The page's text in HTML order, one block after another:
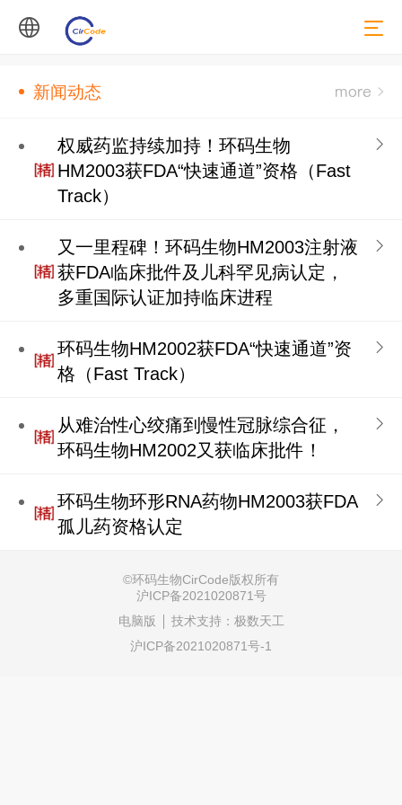
新闻动态
权威药监持续加持！环码生物
HM2003获FDA“快速通道”资格（Fast
Track）
又一里程碑！环码生物HM2003注射液
获FDA临床批件及儿科罕见病认定，
多重国际认证加持临床进程
环码生物HM2002获FDA“快速通道”资
格（Fast Track）
从难治性心绞痛到慢性冠脉综合征，
环码生物HM2002又获临床批件！
环码生物环形RNA药物HM2003获FDA
孤儿药资格认定
©环码生物CirCode版权所有
沪ICP备2021020871号‍
电脑版
技术支持： 极数天工
沪ICP备2021020871号-1